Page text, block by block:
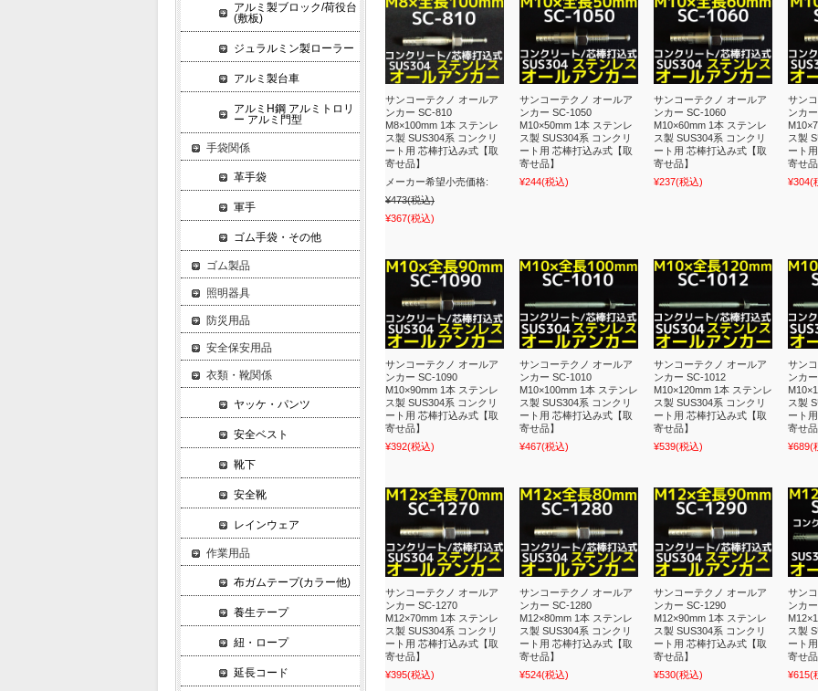
サンコーテクノ オールア
ンカー SC-810
M8×100mm 1本 ステンレ
ス製 SUS304系 コンクリ
ート用 芯棒打込み式【取
寄せ品】
メーカー希望小売価格:
¥473(税込)
¥367(税込)
サンコーテクノ オールア
ンカー SC-1050
M10×50mm 1本 ステンレ
ス製 SUS304系 コンクリ
ート用 芯棒打込み式【取
寄せ品】
¥244(税込)
サンコーテクノ オールア
ンカー SC-1060
M10×60mm 1本 ステンレ
ス製 SUS304系 コンクリ
ート用 芯棒打込み式【取
寄せ品】
¥237(税込)
サン
ンカ
ス製
ート
寄せ品
¥304(
サンコーテクノ オールア
ンカー SC-1090
M10×90mm 1本 ステンレ
ス製 SUS304系 コンクリ
ート用 芯棒打込み式【取
寄せ品】
¥392(税込)
サンコーテクノ オールア
ンカー SC-1010
M10×100mm 1本 ステンレ
ス製 SUS304系 コンクリ
ート用 芯棒打込み式【取
寄せ品】
¥467(税込)
サンコーテクノ オールア
ンカー SC-1012
M10×120mm 1本 ステンレ
ス製 SUS304系 コンクリ
ート用 芯棒打込み式【取
寄せ品】
¥539(税込)
サン
ンカ
ス製
ート
寄せ品
¥689(
サンコーテクノ オールア
ンカー SC-1270
M12×70mm 1本 ステンレ
ス製 SUS304系 コンクリ
ート用 芯棒打込み式【取
寄せ品】
¥395(税込)
サンコーテクノ オールア
ンカー SC-1280
M12×80mm 1本 ステンレ
ス製 SUS304系 コンクリ
ート用 芯棒打込み式【取
寄せ品】
¥524(税込)
サンコーテクノ オールア
ンカー SC-1290
M12×90mm 1本 ステンレ
ス製 SUS304系 コンクリ
ート用 芯棒打込み式【取
寄せ品】
¥530(税込)
サン
ンカ
ス製
ート
寄せ品
¥615(
アルミ製ブロック/荷役台
(敷板)
ジュラルミン製ローラー
アルミ製台車
アルミH鋼 アルミトロリ
ー アルミ門型
手袋関係
革手袋
軍手
ゴム手袋・その他
ゴム製品
照明器具
防災用品
安全保安用品
衣類・靴関係
ヤッケ・パンツ
安全ベスト
靴下
安全靴
レインウェア
作業用品
布ガムテープ(カラー他)
養生テープ
紐・ロープ
延長コード